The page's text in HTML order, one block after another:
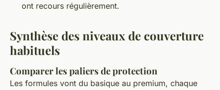
ont recours régulièrement.
Synthèse des niveaux de couverture
habituels
Comparer les paliers de protection
Les formules vont du basique au premium, chaque